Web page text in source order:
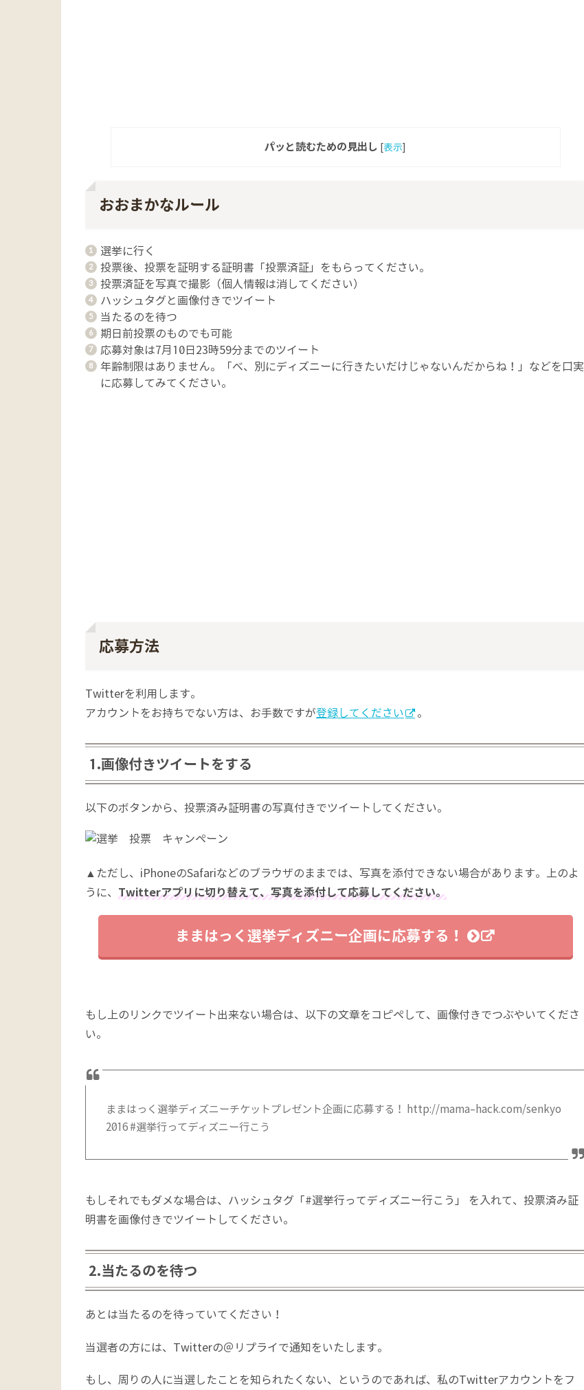
パッと読むための見出し [表示]
おおまかなルール
選挙に行く
投票後、投票を証明する証明書「投票済証」をもらってください。
投票済証を写真で撮影（個人情報は消してください）
ハッシュタグと画像付きでツイート
当たるのを待つ
期日前投票のものでも可能
応募対象は7月10日23時59分までのツイート
年齢制限はありません。「べ、別にディズニーに行きたいだけじゃないんだからね！」などを口実
に応募してみてください。
応募方法
Twitterを利用します。
アカウントをお持ちでない方は、お手数ですが登録してください 。
1.画像付きツイートをする
以下のボタンから、投票済み証明書の写真付きでツイートしてください。
▲ただし、iPhoneのSafariなどのブラウザのままでは、写真を添付できない場合があります。上のよ
うに、 Twitterアプリに切り替えて、写真を添付して応募してください。
ままはっく選挙ディズニー企画に応募する！
もし上のリンクでツイート出来ない場合は、以下の文章をコピペして、画像付きでつぶやいてくださ
い。
ままはっく選挙ディズニーチケットプレゼント企画に応募する！ http://mama-hack.com/senkyo
2016 #選挙行ってディズニー行こう
もしそれでもダメな場合は、ハッシュタグ「#選挙行ってディズニー行こう」 を入れて、投票済み証
明書を画像付きでツイートしてください。
2.当たるのを待つ
あとは当たるのを待っていてください！
当選者の方には、Twitterの＠リプライで通知をいたします。
もし、周りの人に当選したことを知られたくない、というのであれば、私のTwitterアカウントをフ